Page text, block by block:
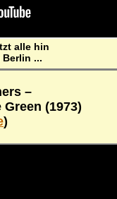
alle hin
Berlin ...
–
(1973)
)